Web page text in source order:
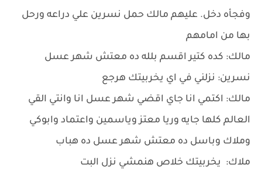
وفجأه دخل. عليهم مالك حمل نسرين علي دراعه ورحل
بها من امامهم
مالك: كده كتير اقسم بلله ده معتش شهر عسل
نسرين: نزلني في اي يخربيتك هرجع
مالك: اكتمي انا جاي اقضي شهر عسل انا وانتي القي
العالم كلها جايه وريا معتز وياسمين واعتماد وابوكي
وملاك وباسل ده معتش شهر عسل ده هباب
ملاك: يخربيتك خلاص هنمشي نزل البت